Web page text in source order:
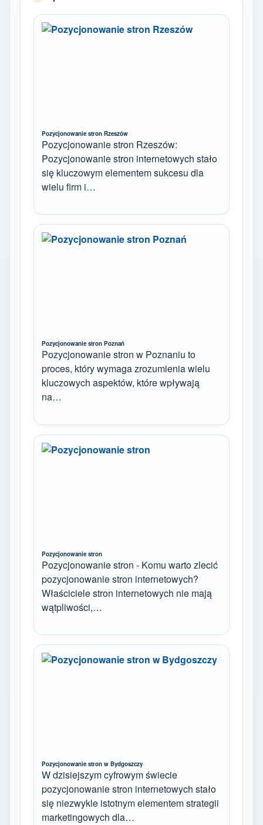
Pozycjonowanie stron Rzeszów
Pozycjonowanie stron Rzeszów:
Pozycjonowanie stron internetowych stało
się kluczowym elementem sukcesu dla
wielu firm i…
Pozycjonowanie stron Poznań
Pozycjonowanie stron w Poznaniu to
proces, który wymaga zrozumienia wielu
kluczowych aspektów, które wpływają
na…
Pozycjonowanie stron
Pozycjonowanie stron - Komu warto zlecić
pozycjonowanie stron internetowych?
Właściciele stron internetowych nie mają
wątpliwości,…
Pozycjonowanie stron w Bydgoszczy
W dzisiejszym cyfrowym świecie
pozycjonowanie stron internetowych stało
się niezwykle istotnym elementem strategii
marketingowych dla…